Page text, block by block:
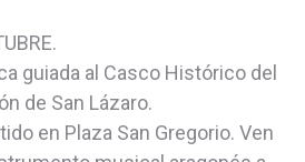
guiada al Casco Histórico del
de San Lázaro.
en Plaza San Gregorio. Ven